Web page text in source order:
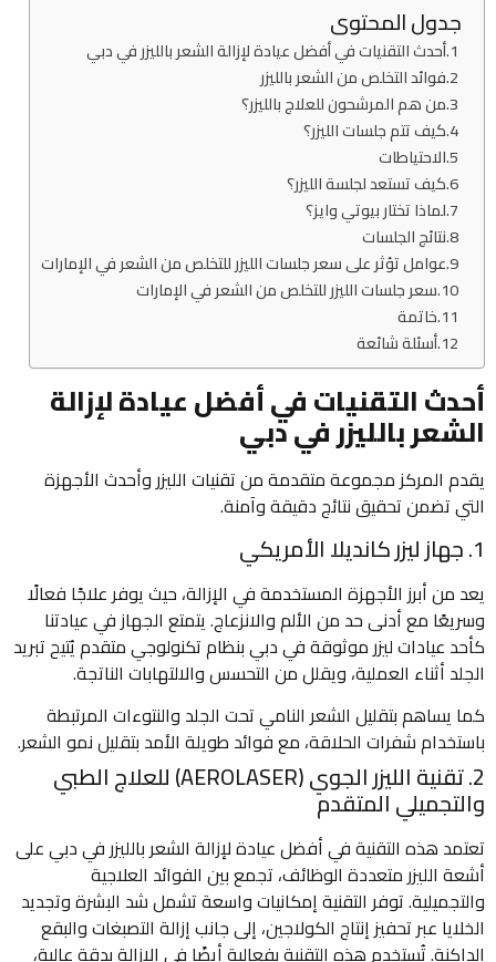
جدول المحتوى
أحدث التقنيات في أفضل عيادة لإزالة الشعر بالليزر في دبي
فوائد التخلص من الشعر بالليزر
من هم المرشحون للعلاج بالليزر؟
كيف تتم جلسات الليزر؟
الاحتياطات
كيف تستعد لجلسة الليزر؟
لماذا تختار بيوتي وايز؟
نتائج الجلسات
عوامل تؤثر على سعر جلسات الليزر للتخلص من الشعر في الإمارات
سعر جلسات الليزر للتخلص من الشعر في الإمارات
خاتمة
أسئلة شائعة
أحدث التقنيات في أفضل عيادة لإزالة
الشعر بالليزر في دبي
يقدم المركز مجموعة متقدمة من تقنيات الليزر وأحدث الأجهزة
التي تضمن تحقيق نتائج دقيقة وآمنة.
1. جهاز ليزر كانديلا الأمريكي
يعد من أبرز الأجهزة المستخدمة في الإزالة، حيث يوفر علاجًا فعالًا
وسريعًا مع أدنى حد من الألم والانزعاج. يتمتع الجهاز في عيادتنا
كأحد عيادات ليزر موثوقة في دبي بنظام تكنولوجي متقدم يُتيح تبريد
الجلد أثناء العملية، ويقلل من التحسس والالتهابات الناتجة.
كما يساهم بتقليل الشعر النامي تحت الجلد والنتوءات المرتبطة
باستخدام شفرات الحلاقة، مع فوائد طويلة الأمد بتقليل نمو الشعر.
2. تقنية الليزر الجوي (AEROLASER) للعلاج الطبي
والتجميلي المتقدم
تعتمد هذه التقنية في أفضل عيادة لإزالة الشعر بالليزر في دبي على
أشعة الليزر متعددة الوظائف، تجمع بين الفوائد العلاجية
والتجميلية. توفر التقنية إمكانيات واسعة تشمل شد البشرة وتجديد
الخلايا عبر تحفيز إنتاج الكولاجين، إلى جانب إزالة التصبغات والبقع
الداكنة. تُستخدم هذه التقنية بفعالية أيضًا في الإزالة بدقة عالية،